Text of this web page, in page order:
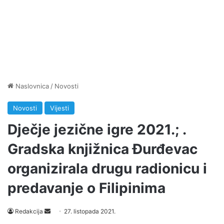
Naslovnica / Novosti
Novosti Vijesti
Dječje jezične igre 2021.; .
Gradska knjižnica Đurđevac
organizirala drugu radionicu i
predavanje o Filipinima
Redakcija
Send 27. listopada 2021.